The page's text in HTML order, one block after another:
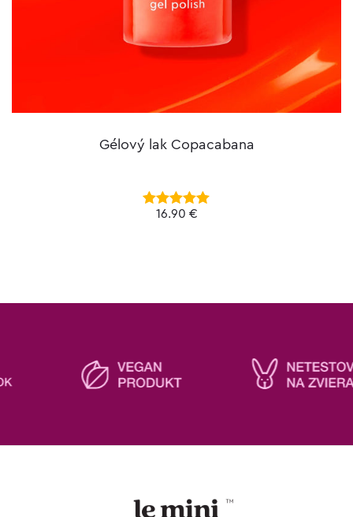
Gélový lak Copacabana
Hodnotenie
16.90 €